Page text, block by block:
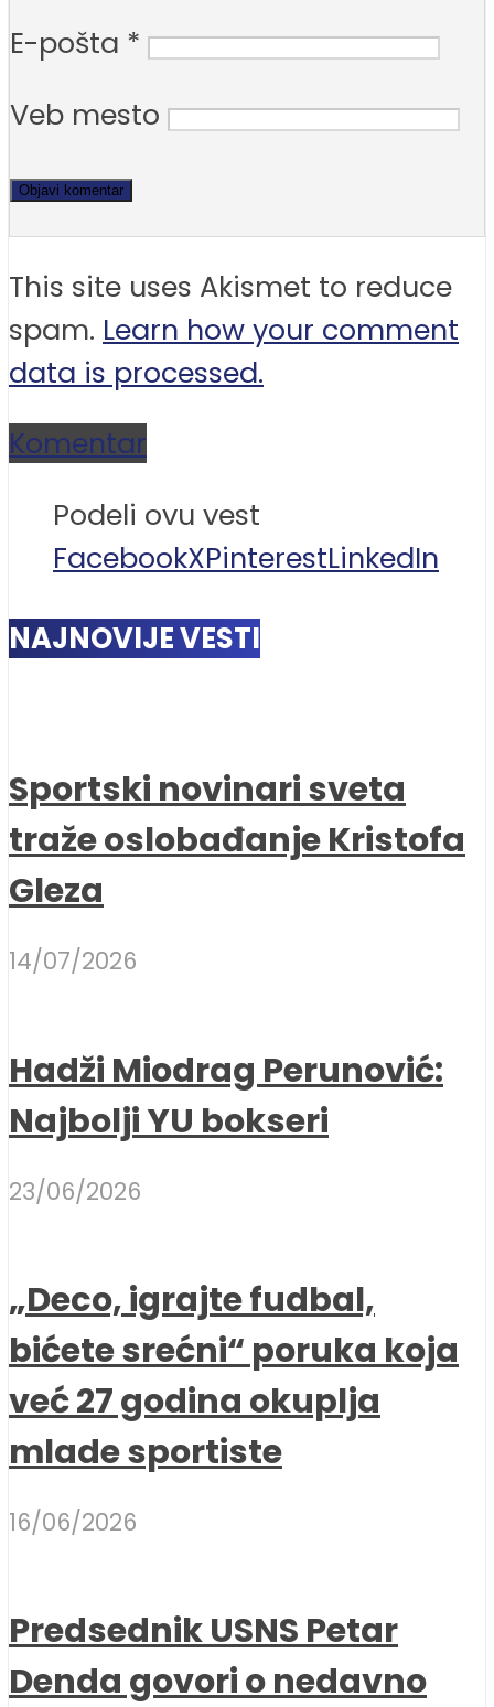
E-pošta *
Veb mesto
This site uses Akismet to reduce
spam. Learn how your comment
data is processed.
Komentar
Podeli ovu vest
FacebookXPinterestLinkedIn
NAJNOVIJE VESTI
Sportski novinari sveta
traže oslobađanje Kristofa
Gleza
14/07/2026
Hadži Miodrag Perunović:
Najbolji YU bokseri
23/06/2026
„Deco, igrajte fudbal,
bićete srećni“ poruka koja
već 27 godina okuplja
mlade sportiste
16/06/2026
Predsednik USNS Petar
Denda govori o nedavno